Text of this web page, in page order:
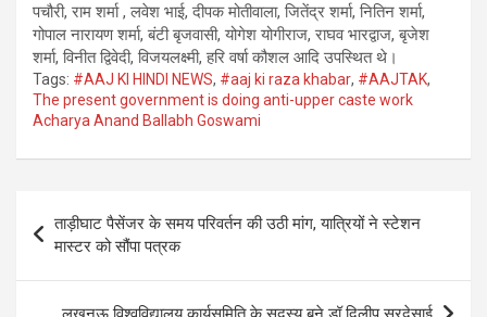
पचौरी, राम शर्मा , लवेश भाई, दीपक मोतीवाला, जितेंद्र शर्मा, नितिन शर्मा,
गोपाल नारायण शर्मा, बंटी बृजवासी, योगेश योगीराज, राघव भारद्वाज, बृजेश
शर्मा, विनीत द्विवेदी, विजयलक्ष्मी, हरि वर्षा कौशल आदि उपस्थित थे।
Tags: #AAJ KI HINDI NEWS, #aaj ki raza khabar, #AAJTAK,
The present government is doing anti-upper caste work
Acharya Anand Ballabh Goswami
navigation
ताड़ीघाट पैसेंजर के समय परिवर्तन की उठी मांग, यात्रियों ने स्टेशन
मास्टर को सौंपा पत्रक